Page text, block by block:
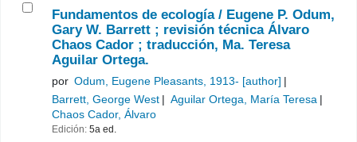
Fundamentos de ecología / Eugene P. Odum,
Gary W. Barrett ; revisión técnica Álvaro
Chaos Cador ; traducción, Ma. Teresa
Aguilar Ortega.
por Odum, Eugene Pleasants, 1913- [author]
Barrett, George West
Aguilar Ortega, María Teresa
Chaos Cador, Álvaro
Edición: 5a ed.